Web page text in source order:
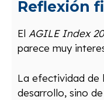
Reflexión
El AGILE Index
parece muy
La efectividad de
desarrollo, sino